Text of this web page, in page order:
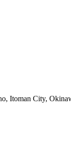
Itoman City,